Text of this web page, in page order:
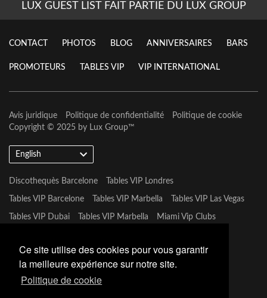
Ce site utilise des cookies pour vous garantir
la meilleure expérience sur notre site.
Politique de cookie
LUX GUEST LIST FAIT PARTIE DU LUX GROUP
CONTACT PHOTOS BLOG ANNIVERSAIRES BARS
PROMOTEURS TABLES VIP VIP INTERNATIONAL
Avis juridique Politique de confidentialité
Politique de cookie
Copyright © 2025 by Lux Group™
English
Discothequès Barcelone Tables VIP Londres
Tables VIP Barcelone Tables VIP Marbella Tables VIP Las Vegas
Tables VIP Dubai Tables VIP Marbella Miami Vip Clubs